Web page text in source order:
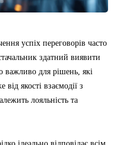
успіх переговорів часто
здатний виявити
важливо для рішень, які
якості взаємодії з
лояльність та